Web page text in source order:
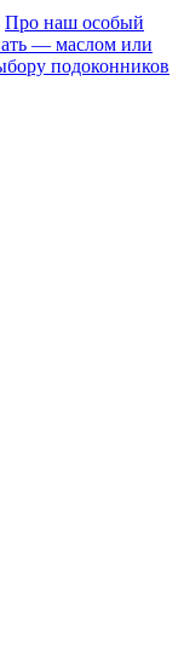
Про наш особый
— маслом или
подоконников